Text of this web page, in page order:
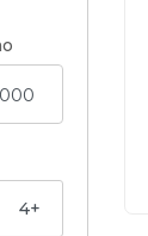
4+